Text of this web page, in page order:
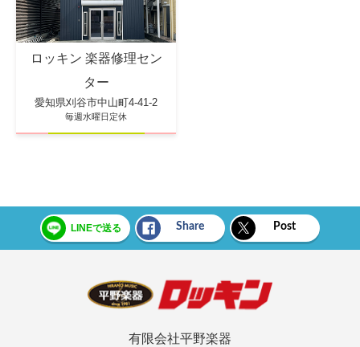
ロッキン 楽器修理セン
ター
愛知県刈谷市中山町4-41-2
毎週水曜日定休
LINEで送る Share Post
有限会社平野楽器